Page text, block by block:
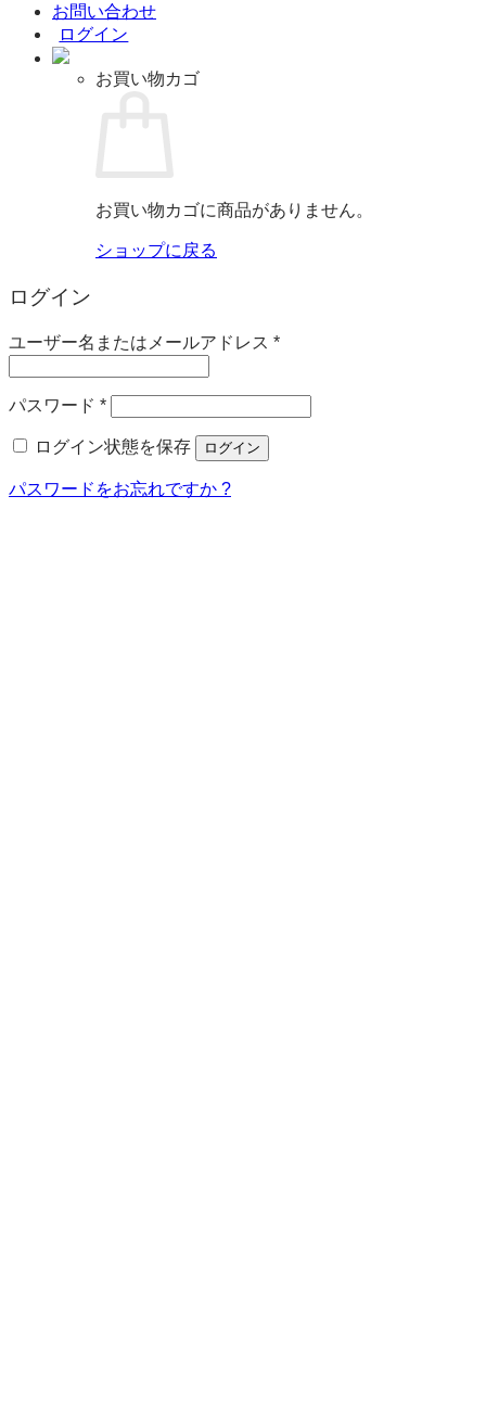
お問い合わせ
ログイン
お買い物カゴ
お買い物カゴに商品がありません。
ショップに戻る
ログイン
ユーザー名またはメールアドレス *必
パスワード *必
ログイン状態を保存
ログイン
パスワードをお忘れですか ?